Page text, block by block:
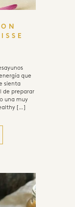
que
sienta
de preparar
una muy
[…]